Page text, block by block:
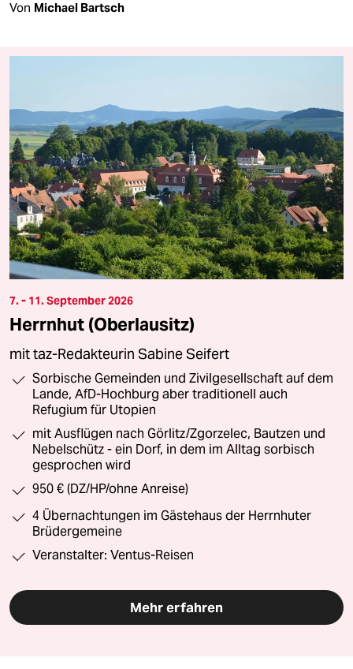
Von Michael Bartsch
7. - 11. September 2026
Herrnhut (Oberlausitz)
mit taz-Redakteurin Sabine Seifert
Sorbische Gemeinden und Zivilgesellschaft auf dem
Lande, AfD-Hochburg aber traditionell auch
Refugium für Utopien
mit Ausflügen nach Görlitz/Zgorzelec, Bautzen und
Nebelschütz - ein Dorf, in dem im Alltag sorbisch
gesprochen wird
950 € (DZ/HP/ohne Anreise)
4 Übernachtungen im Gästehaus der Herrnhuter
Brüdergemeine
Veranstalter: Ventus-Reisen
Mehr erfahren